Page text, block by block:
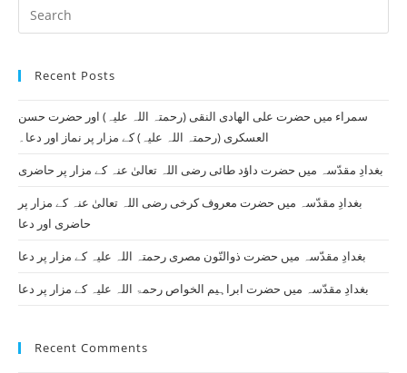
Recent Posts
سمراء میں حضرت علی الھادی النقی (رحمتہ اللہ علیہ) اور حضرت حسن
العسکری (رحمتہ اللہ علیہ) کے مزار پر نماز اور دعا۔
بغدادِ مقدّسہ میں حضرت داؤد طائی رضی اللہ تعالیٰ عنہ کے مزار پر حاضری
بغدادِ مقدّسہ میں حضرت معروف کرخی رضی اللہ تعالیٰ عنہ کے مزار پر
حاضری اور دعا
بغدادِ مقدّسہ میں حضرت ذوالنّون مصری رحمتہ اللہ علیہ کے مزار پر دعا
بغدادِ مقدّسہ میں حضرت ابراہیم الخواص رحمۃ اللہ علیہ کے مزار پر دعا
Recent Comments